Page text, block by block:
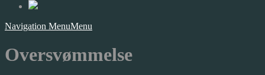
Navigation MenuMenu
Oversvømmelse